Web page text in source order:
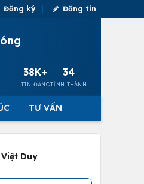
Đăng ký Đăng tin
38K+
TIN ĐĂNG
34
TỈNH THÀNH
TƯ VẤN
Duy